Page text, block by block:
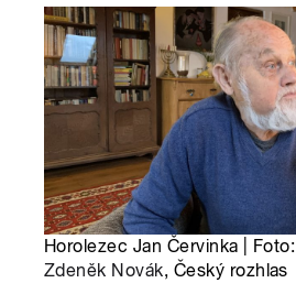
Horolezec Jan Červinka | Foto:
Zdeněk Novák, Český rozhlas